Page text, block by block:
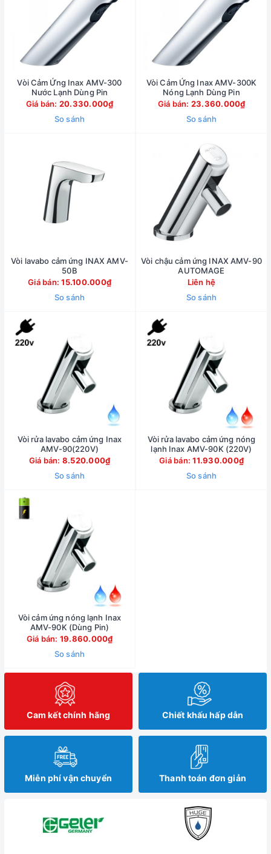
Vòi Cảm Ứng Inax AMV-300
Nước Lạnh Dùng Pin
Giá bán: 20.330.000₫
So sánh
Vòi Cảm Ứng Inax AMV-300K
Nóng Lạnh Dùng Pin
Giá bán: 23.360.000₫
So sánh
Vòi lavabo cảm ứng INAX AMV-
50B
Giá bán:15.100.000₫
So sánh
Vòi chậu cảm ứng INAX AMV-90
AUTOMAGE
Liên hệ
So sánh
Vòi rửa lavabo cảm ứng Inax
AMV-90(220V)
Giá bán: 8.520.000₫
So sánh
Vòi rửa lavabo cảm ứng nóng
lạnh Inax AMV-90K (220V)
Giá bán:11.930.000₫
So sánh
Vòi cảm ứng nóng lạnh Inax
AMV-90K (Dùng Pin)
Giá bán: 19.860.000₫
So sánh
Cam kết chính hãng Chiết khấu hấp dẫn
Miễn phí vận chuyển Thanh toán đơn giản